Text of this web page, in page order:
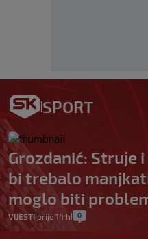
SPORT
Grozdanić: Struje
bi trebalo
moglo biti
VIJESTI prije 14 h 0